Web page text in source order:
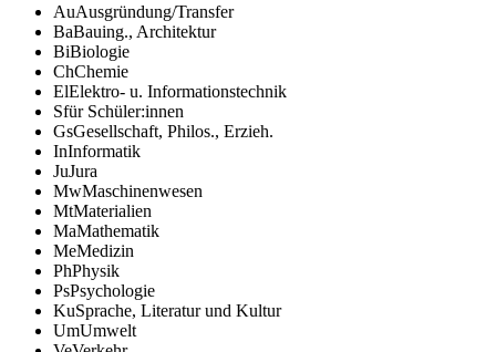
AuAusgründung/Transfer
BaBauing., Architektur
BiBiologie
ChChemie
ElElektro- u. Informationstechnik
Sfür Schüler:innen
GsGesellschaft, Philos., Erzieh.
InInformatik
JuJura
MwMaschinenwesen
MtMaterialien
MaMathematik
MeMedizin
PhPhysik
PsPsychologie
KuSprache, Literatur und Kultur
UmUmwelt